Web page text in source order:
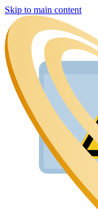
Skip to main content